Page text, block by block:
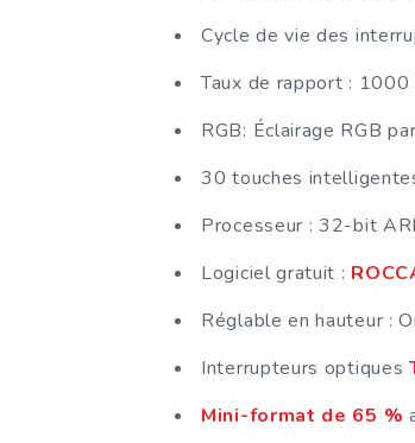
Cycle de vie des
Taux de rapport : 1000
RGB: Éclairage RGB
30 touches
Processeur : 32-bit
Logiciel gratuit :
Réglable en hauteur :
Interrupteurs optiques
Mini-format de 65 %